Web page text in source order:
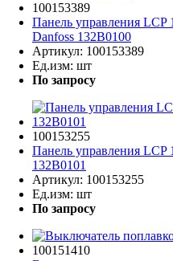
100153389
Панель управления LCP
Danfoss 132B0100
Артикул: 100153389
Ед.изм: шт
По запросу
100153255
Панель управления LCP
132B0101
Артикул: 100153255
Ед.изм: шт
По запросу
100151410